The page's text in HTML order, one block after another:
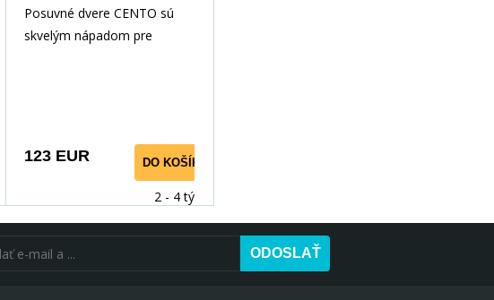
White+Black Lacobel
Posuvné dvere CENTO sú
skvelým nápadom pre
123 EUR DO KOŠÍKA
2 - 4 týdny
ODOSLAŤ